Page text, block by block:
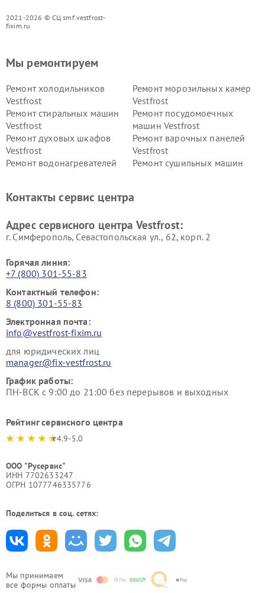
2021-2026 © СЦ smf.vestfrost-
fixim.ru
Мы принимаем
все формы оплаты
Мы ремонтируем
Ремонт холодильников
Vestfrost
Ремонт морозильных камер
Vestfrost
Ремонт стиральных машин
Vestfrost
Ремонт посудомоечных
машин Vestfrost
Ремонт духовых шкафов
Vestfrost
Ремонт варочных панелей
Vestfrost
Ремонт водонагревателей
Ремонт сушильных машин
Vestfrost
Контакты сервис центра
Адрес сервисного центра Vestfrost:
г. Симферополь, Севастопольская ул., 62, корп. 2
Горячая линия:
+7 (800) 301-55-83
Контактный телефон:
8 (800) 301-55-83
Электронная почта:
info@vestfrost-fixim.ru
для юридических лиц
manager@fix-vestfrost.ru
График работы:
ПН-ВСК с 9:00 до 21:00 без перерывов и выходных
Рейтинг сервисного центра
4.9-5.0
ООО "Русервис"
ИНН 7702633247
ОГРН 1077746335776
Поделиться в соц. сетях: